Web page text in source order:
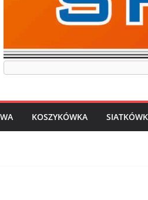
KOSZYKÓWKA